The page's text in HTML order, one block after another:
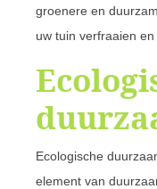
groenere en
uw tuin verfraaien
Ecologische
element van